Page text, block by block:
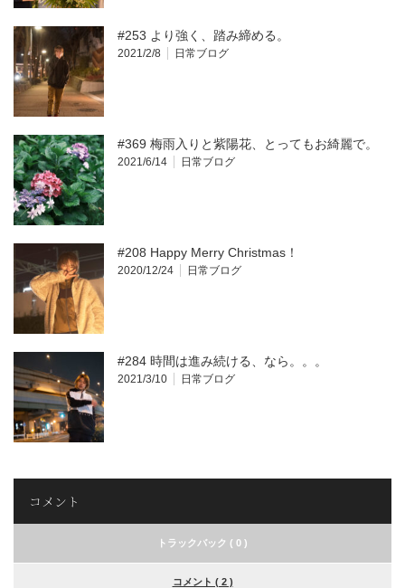
#253 より強く、踏み締める。
2021/2/8 日常ブログ
#369 梅雨入りと紫陽花、とってもお綺麗で。
2021/6/14 日常ブログ
#208 Happy Merry Christmas！
2020/12/24 日常ブログ
#284 時間は進み続ける、なら。。。
2021/3/10 日常ブログ
コメント
トラックバック ( 0 )
コメント ( 2 )